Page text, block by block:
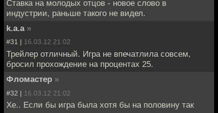
Ставка на молодых отцов - новое слово в
индустрии, раньше такого не видел.
k.a.a »
#31 | 16.03.12 21:02
Трейлер отличный. Игра не впечатлила совсем,
бросил прохождение на процентах 25.
Фломастер »
#32 | 16.03.12 21:02
Хе.. Если бы игра была хотя бы на половину так